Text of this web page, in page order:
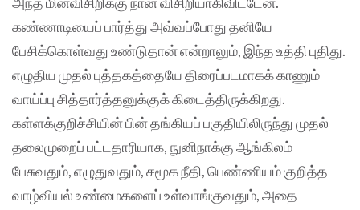
கண்ணாடியைப் பார்த்து அவ்வப்போது தனியே
பேசிக்கொள்வது உண்டுதான் என்றாலும், இந்த உத்தி புதிது.
எழுதிய முதல் புத்தகத்தையே திரைப்படமாகக் காணும்
வாய்ப்பு சித்தார்த்தனுக்குக் கிடைத்திருக்கிறது.
கள்ளக்குறிச்சியின் பின் தங்கியப் பகுதியிலிருந்து முதல்
தலைமுறைப் பட்டதாரியாக, நுனிநாக்கு ஆங்கிலம்
பேசுவதும், எழுதுவதும், சமூக நீதி, பெண்ணியம் குறித்த
வாழ்வியல் உண்மைகளைப் உள்வாங்குவதும், அதை